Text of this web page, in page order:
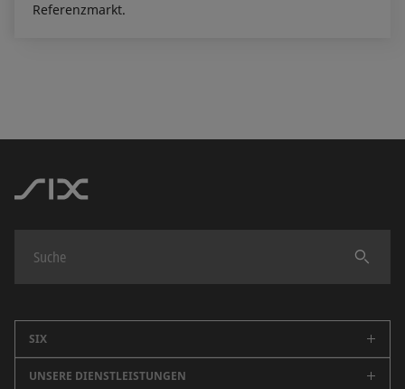
Referenzmarkt.
Finden
SIX
Unternehmen
UNSERE DIENSTLEISTUNGEN